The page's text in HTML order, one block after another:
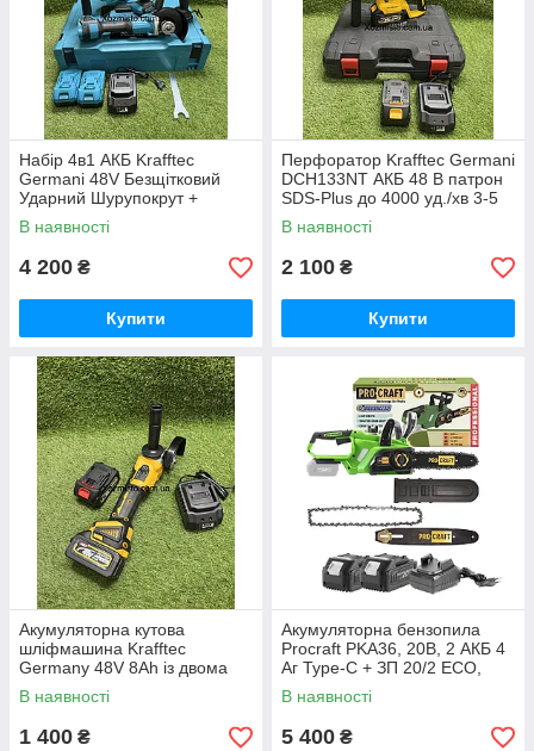
Набір 4в1 АКБ Krafftec
Germani 48V Безщітковий
Ударний Шурупокрут +
Перфоратор + Болгарка +
Гайковерт Набір 4в1
Німеччина Синій
В наявності
4 200 ₴
Купити
Перфоратор Krafftec Germani
DCH133NT АКБ 48 В патрон
SDS-Plus до 4000 уд./хв 3-5
Дж
В наявності
2 100 ₴
Купити
Акумуляторна кутова
шліфмашина Krafftec
Germany 48V 8Ah із двома
акумуляторами безщітковим
двигуном диском 125 мм БЕЗ
КЕЙСУ
В наявності
1 400 ₴
Акумуляторна бензопила
Procraft PKA36, 20В, 2 АКБ 4
Аг Type-C + ЗП 20/2 ECO,
шина 250 мм Німеччина
В наявності
5 400 ₴